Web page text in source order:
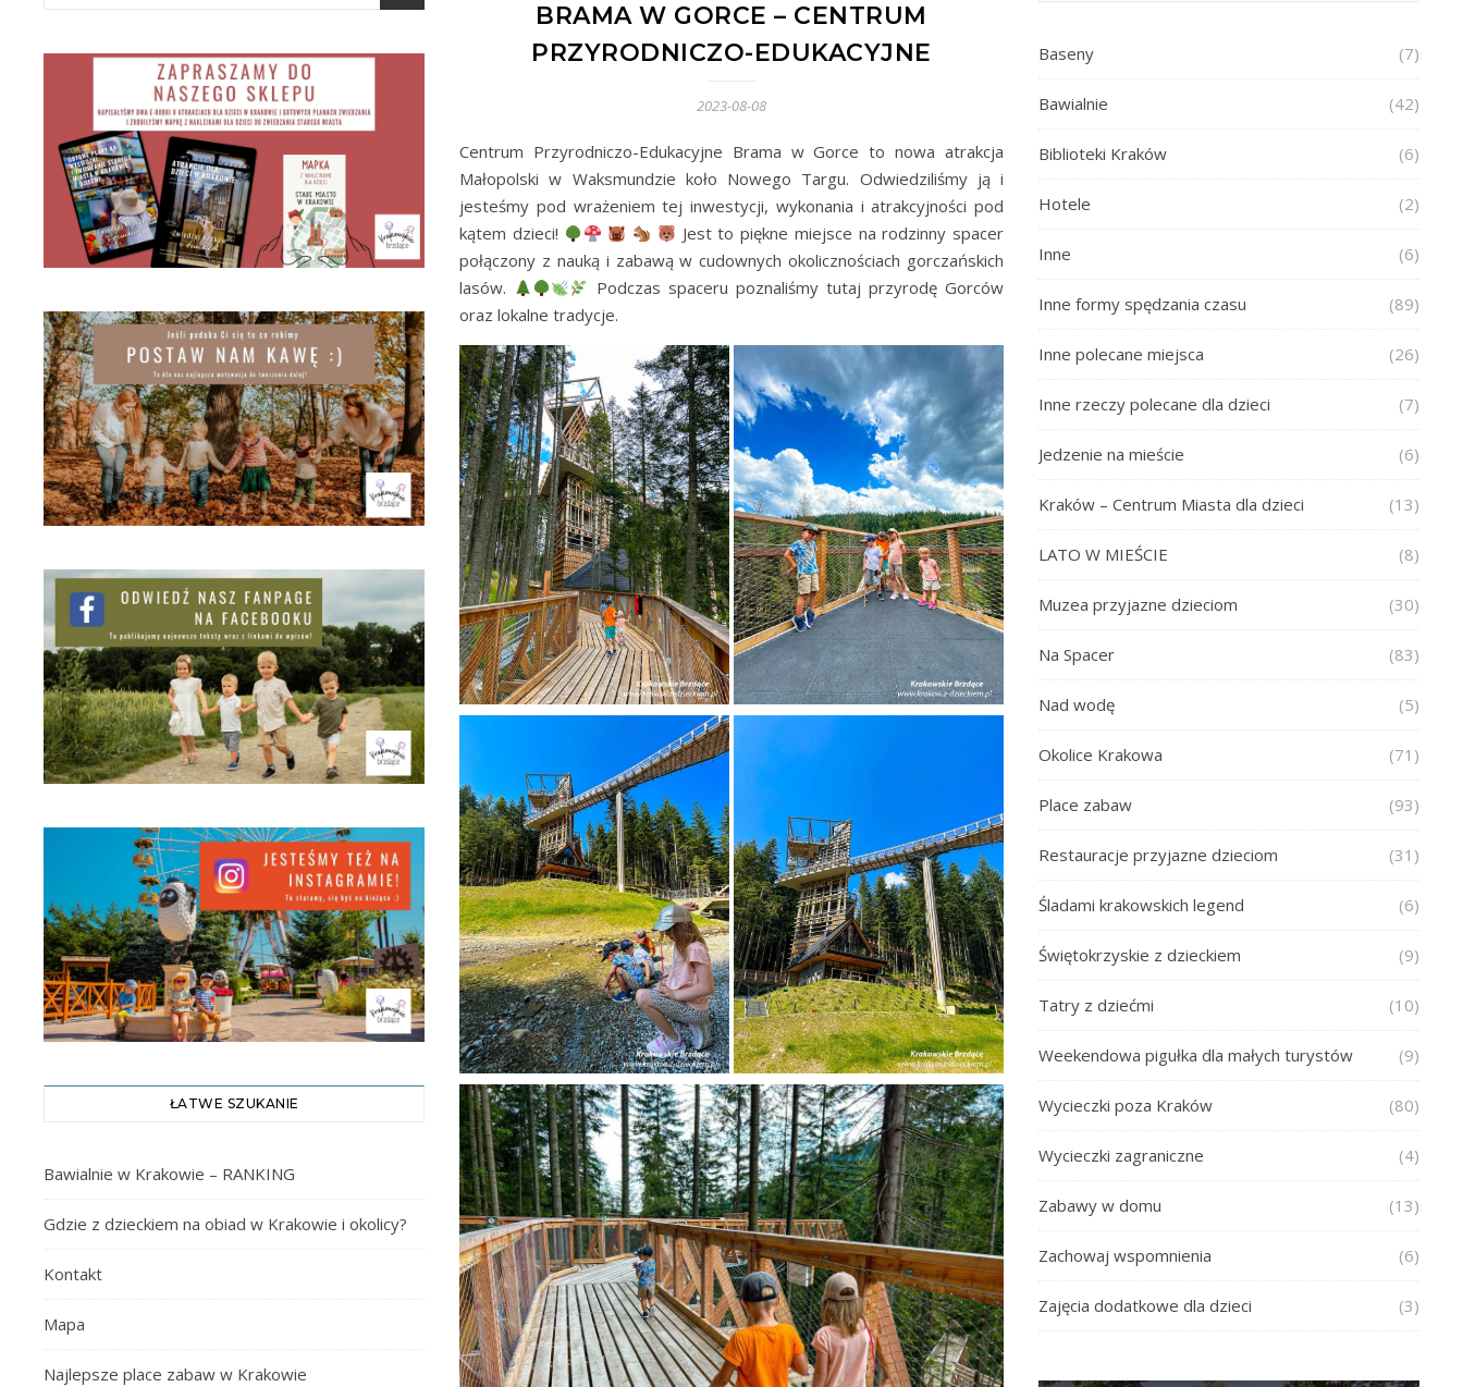
ŁATWE SZUKANIE
Bawialnie w Krakowie – RANKING
Gdzie z dzieckiem na obiad w Krakowie i okolicy?
Kontakt
Mapa
Najlepsze place zabaw w Krakowie
BRAMA W GORCE – CENTRUM
PRZYRODNICZO-EDUKACYJNE
2023-08-08
Centrum Przyrodniczo-Edukacyjne Brama w Gorce to nowa atrakcja
Małopolski w Waksmundzie koło Nowego Targu. Odwiedziliśmy ją i
jesteśmy pod wrażeniem tej inwestycji, wykonania i atrakcyjności pod
kątem dzieci!
Jest to piękne miejsce na rodzinny spacer
połączony z nauką i zabawą w cudownych okolicznościach gorczańskich
lasów.
Podczas spaceru poznaliśmy tutaj przyrodę Gorców
oraz lokalne tradycje.
Baseny (7)
Bawialnie (42)
Biblioteki Kraków (6)
Hotele (2)
Inne (6)
Inne formy spędzania czasu (89)
Inne polecane miejsca (26)
Inne rzeczy polecane dla dzieci (7)
Jedzenie na mieście (6)
Kraków – Centrum Miasta dla dzieci (13)
LATO W MIEŚCIE (8)
Muzea przyjazne dzieciom (30)
Na Spacer (83)
Nad wodę (5)
Okolice Krakowa (71)
Place zabaw (93)
Restauracje przyjazne dzieciom (31)
Śladami krakowskich legend (6)
Świętokrzyskie z dzieckiem (9)
Tatry z dziećmi (10)
Weekendowa pigułka dla małych turystów (9)
Wycieczki poza Kraków (80)
Wycieczki zagraniczne (4)
Zabawy w domu (13)
Zachowaj wspomnienia (6)
Zajęcia dodatkowe dla dzieci (3)